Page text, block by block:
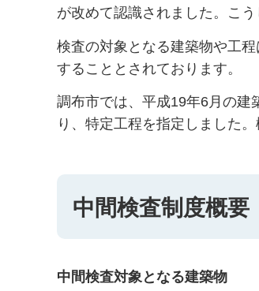
が改めて認識されました。こ
検査の対象となる建築物や工
することとされております。
調布市では、平成19年6月の建
り、特定工程を指定しました
中間検査制度概要
中間検査対象となる建築物